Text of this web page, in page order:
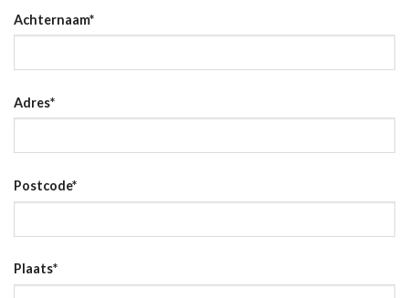
Achternaam*
Adres*
Postcode*
Plaats*